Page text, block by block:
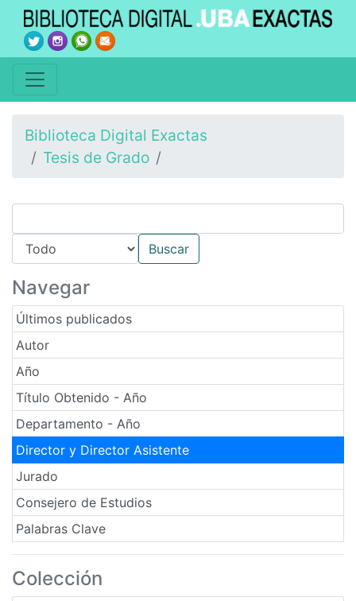
Biblioteca Digital Exactas
Tesis de Grado
Navegar
Últimos publicados
Autor
Año
Título Obtenido - Año
Departamento - Año
Director y Director Asistente
Jurado
Consejero de Estudios
Palabras Clave
Colección